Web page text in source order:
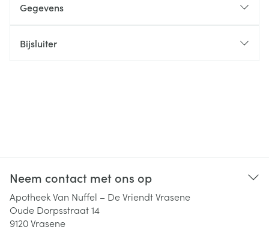
Gegevens
Bijsluiter
Neem contact met ons op
Apotheek Van Nuffel – De Vriendt Vrasene
Oude Dorpsstraat 14
9120Vrasene